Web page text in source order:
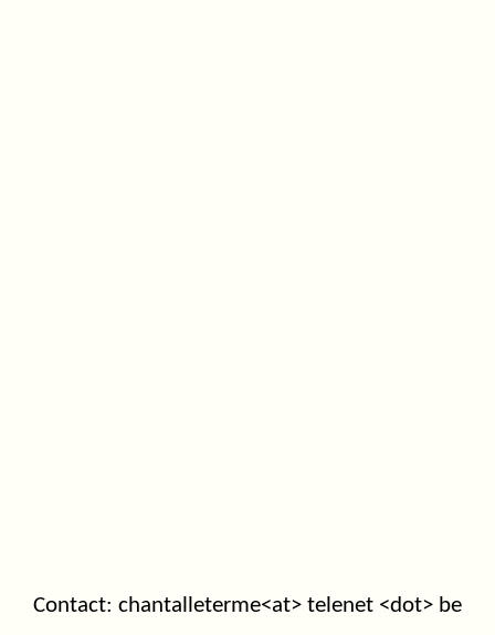
Contact: chantalleterme<at> telenet <dot> be